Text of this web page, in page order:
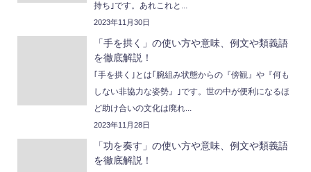
持ち｣です。あれこれと...
2023年11月30日
「手を拱く」の使い方や意味、例文や類義語
を徹底解説！
｢手を拱く｣とは｢腕組み状態からの『傍観』や『何も
しない非協力な姿勢』｣です。世の中が便利になるほ
ど助け合いの文化は廃れ...
2023年11月28日
「功を奏す」の使い方や意味、例文や類義語
を徹底解説！